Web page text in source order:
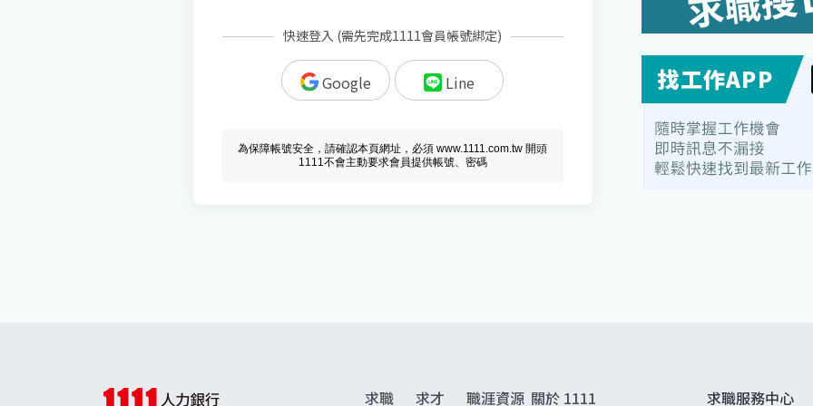
快速登入 (需先完成1111會員帳號綁定)
Google Line
為保障帳號安全，請確認本頁網址，必須 www.1111.com.tw 開頭
1111不會主動要求會員提供帳號、密碼
求職 求才 職涯資源 關於 1111 求職服務中心